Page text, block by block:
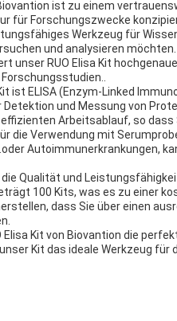
ist zu einem
für Forschungszwecke
Werkzeug für
und analysieren möchten.
unser RUO Elisa Kit
ist ELISA (Enzym-Linked
und Messung von
Arbeitsablauf, so dass
die Verwendung mit
Autoimmunerkrankungen,
Qualität und
100 Kits, was es zu einer
dass Sie über einen
Kit von Biovantion die
Kit das ideale Werkzeug für